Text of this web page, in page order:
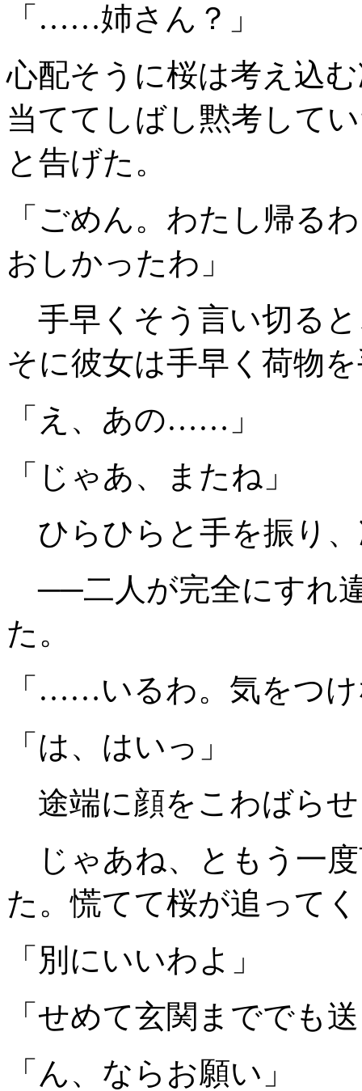
「……姉さん？」
心配そうに桜は考え込
当ててしばし黙考して
と告げた。
「ごめん。わたし帰る
おしかったわ」
手早くそう言い切る
そに彼女は手早く荷物
「え、あの……」
「じゃあ、またね」
ひらひらと手を振り
──二人が完全にすれ
た。
「……いるわ。気をつ
「は、はいっ」
途端に顔をこわばら
じゃあね、ともう一
た。慌てて桜が追って
「別にいいわよ」
「せめて玄関まででも
「ん、ならお願い」